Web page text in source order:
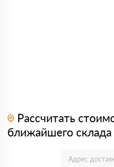
Рассчитать
ближайшего склада